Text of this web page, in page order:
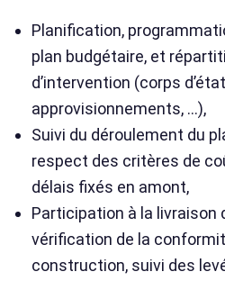
Planification,
plan budgétaire, et
d’intervention (corps
approvisionnements, …),
Suivi du déroulement du
respect des critères de
délais fixés en amont,
Participation à la livraison
vérification de la
construction, suivi des